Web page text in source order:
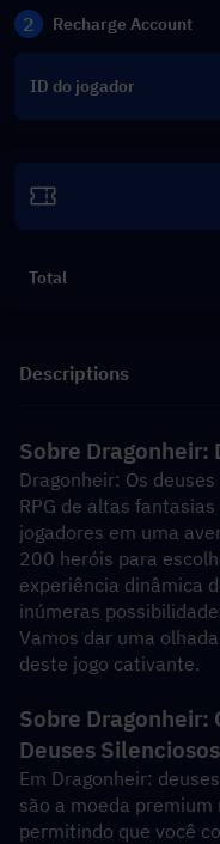
2 Recharge Account
ID do jogador
Total
Descriptions
Sobre Dragonheir:
Dragonheir: Os
RPG de altas
jogadores em uma
200 heróis para
experiência dinâmica
inúmeras
Vamos dar uma
deste jogo cativante.
Sobre Dragonheir:
Deuses Silenciosos
Em Dragonheir:
são a moeda premium
permitindo que você